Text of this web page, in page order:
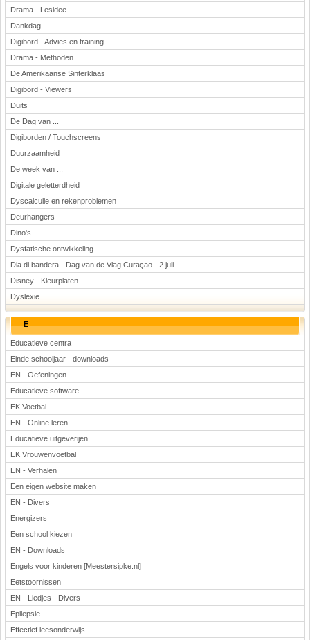
Drama - Lesidee
Dankdag
Digibord - Advies en training
Drama - Methoden
De Amerikaanse Sinterklaas
Digibord - Viewers
Duits
De Dag van ...
Digiborden / Touchscreens
Duurzaamheid
De week van ...
Digitale geletterdheid
Dyscalculie en rekenproblemen
Deurhangers
Dino's
Dysfatische ontwikkeling
Dia di bandera - Dag van de Vlag Curaçao - 2 juli
Disney - Kleurplaten
Dyslexie
E
Educatieve centra
Einde schooljaar - downloads
EN - Oefeningen
Educatieve software
EK Voetbal
EN - Online leren
Educatieve uitgeverijen
EK Vrouwenvoetbal
EN - Verhalen
Een eigen website maken
EN - Divers
Energizers
Een school kiezen
EN - Downloads
Engels voor kinderen [Meestersipke.nl]
Eetstoornissen
EN - Liedjes - Divers
Epilepsie
Effectief leesonderwijs